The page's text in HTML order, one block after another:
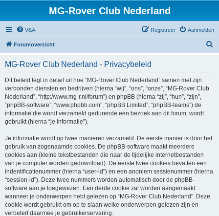
MG-Rover Club Nederland
V&A Aanmelden
Registreer
Forumoverzicht
MG-Rover Club Nederland - Privacybeleid
Dit beleid legt in detail uit hoe “MG-Rover Club Nederland” samen met zijn
verbonden diensten en bedrijven (hierna “wij”, “ons”, “onze”, “MG-Rover Club
Nederland”, “http://www.mg-r.nl/forum”) en phpBB (hierna “zij”, “hun”, “zijn”,
“phpBB-software”, “www.phpbb.com”, “phpBB Limited”, “phpBB-teams”) de
informatie die wordt verzameld gedurende een bezoek aan dit forum, wordt
gebruikt (hierna “je informatie”).
Je informatie wordt op twee manieren verzameld. De eerste manier is door het
gebruik van zogenaamde cookies. De phpBB-software maakt meerdere
cookies aan (kleine tekstbestanden die naar de tijdelijke internetbestanden
van je computer worden gedownload). De eerste twee cookies bevatten een
indentificatienummer (hierna “user-id”) en een anoniem sessienummer (hierna
“session-id”). Deze twee nummers worden automatisch door de phpBB-
software aan je toegewezen. Een derde cookie zal worden aangemaakt
wanneer je onderwerpen hebt gelezen op “MG-Rover Club Nederland”. Deze
cookie wordt gebruikt om op te slaan welke onderwerpen gelezen zijn en
verbetert daarmee je gebruikerservaring.